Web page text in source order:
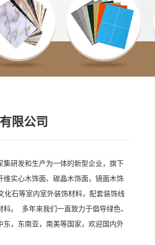
限公司
研发和生产为一体的新型企业，旗下
实心木饰面、碳晶木饰面，镜面木饰
化石等室内室外装饰材料，配套装饰线
。 多年来我们一直致力于倡导绿色、
，东南亚，南美等国家，欢迎国内外